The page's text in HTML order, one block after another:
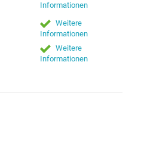
Informationen
Weitere
Informationen
Weitere
Informationen